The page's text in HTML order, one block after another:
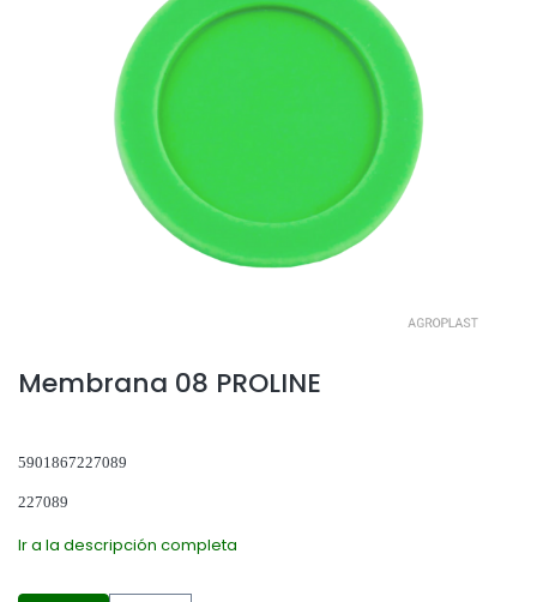
Membrana 08 PROLINE
5901867227089
227089
Ir a la descripción completa